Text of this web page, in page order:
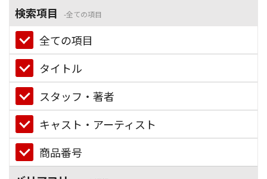
検索項目
全ての項目
全ての項目
タイトル
スタッフ・著者
キャスト・アーティスト
商品番号